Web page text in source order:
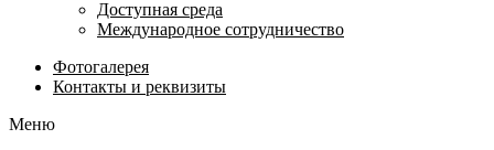
Доступная среда
Международное сотрудничество
Фотогалерея
Контакты и реквизиты
Меню